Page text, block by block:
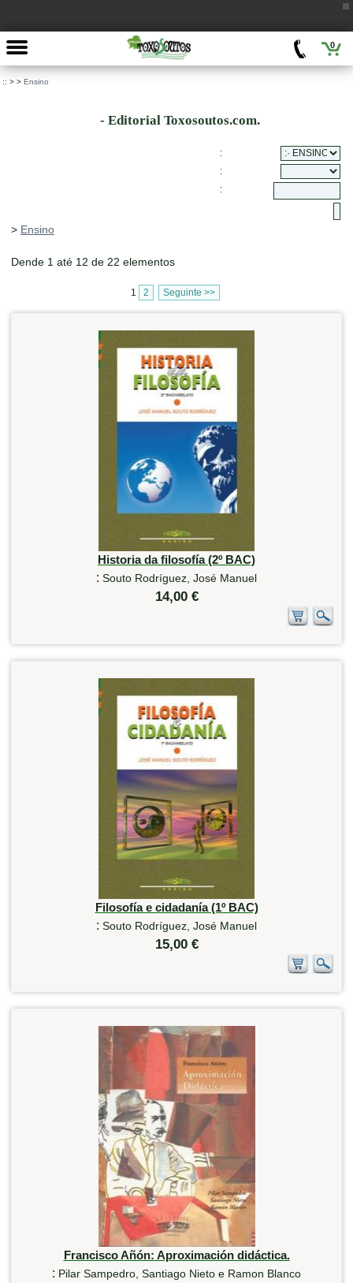
0
:: > > Ensino
- Editorial Toxosoutos.com.
:
:
:
> Ensino
Dende 1 até 12 de 22 elementos
1 2 Seguinte >>
Historia da filosofía (2º BAC)
: Souto Rodríguez, José Manuel
14,00 €
Filosofía e cidadanía (1º BAC)
: Souto Rodríguez, José Manuel
15,00 €
Francisco Añón: Aproximación didáctica.
: Pilar Sampedro, Santiago Nieto e Ramon Blanco